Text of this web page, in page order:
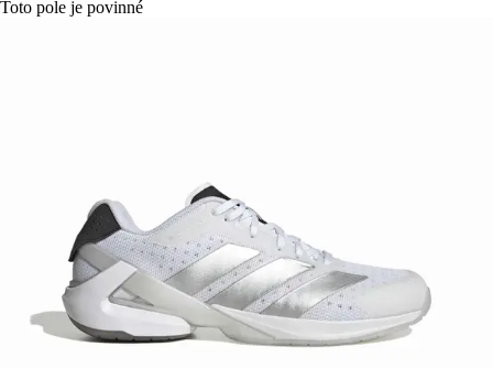
Toto pole je povinné